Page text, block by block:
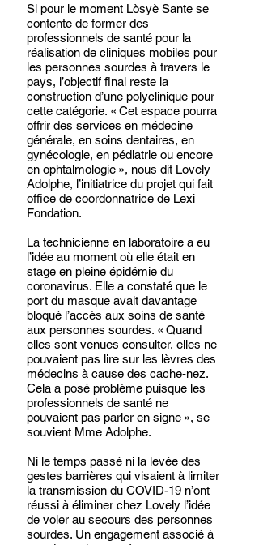
Si pour le moment Lòsyè Sante se
contente de former des
professionnels de santé pour la
réalisation de cliniques mobiles pour
les personnes sourdes à travers le
pays, l’objectif final reste la
construction d’une polyclinique pour
cette catégorie. « Cet espace pourra
offrir des services en médecine
générale, en soins dentaires, en
gynécologie, en pédiatrie ou encore
en ophtalmologie », nous dit Lovely
Adolphe, l’initiatrice du projet qui fait
office de coordonnatrice de Lexi
Fondation.
La technicienne en laboratoire a eu
l’idée au moment où elle était en
stage en pleine épidémie du
coronavirus. Elle a constaté que le
port du masque avait davantage
bloqué l’accès aux soins de santé
aux personnes sourdes. « Quand
elles sont venues consulter, elles ne
pouvaient pas lire sur les lèvres des
médecins à cause des cache-nez.
Cela a posé problème puisque les
professionnels de santé ne
pouvaient pas parler en signe », se
souvient Mme Adolphe.
Ni le temps passé ni la levée des
gestes barrières qui visaient à limiter
la transmission du COVID-19 n’ont
réussi à éliminer chez Lovely l’idée
de voler au secours des personnes
sourdes. Un engagement associé à